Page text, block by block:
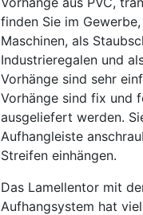
finden Sie im
Maschinen, als
Industrieregalen und
Vorhänge sind sehr
Vorhänge sind fix und
ausgeliefert werden.
Aufhangleiste
Streifen einhängen.
Das Lamellentor mit
Aufhangsystem hat